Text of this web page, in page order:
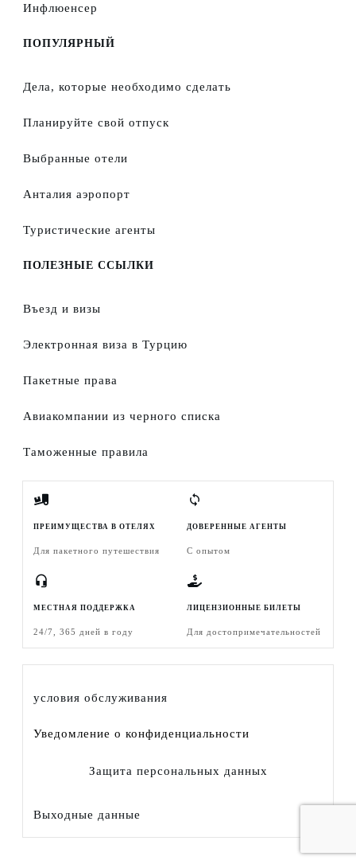
Инфлюенсер
ПОПУЛЯРНЫЙ
Дела, которые необходимо сделать
Планируйте свой отпуск
Выбранные отели
Анталия аэропорт
Туристические агенты
ПОЛЕЗНЫЕ ССЫЛКИ
Въезд и визы
Электронная виза в Турцию
Пакетные права
Авиакомпании из черного списка
Таможенные правила
ПРЕИМУЩЕСТВА В ОТЕЛЯХ
Для пакетного путешествия
ДОВЕРЕННЫЕ АГЕНТЫ
С опытом
МЕСТНАЯ ПОДДЕРЖКА
24/7, 365 дней в году
ЛИЦЕНЗИОННЫЕ БИЛЕТЫ
Для достопримечательностей
условия обслуживания
Уведомление о конфиденциальности
Защита персональных данных
Выходные данные